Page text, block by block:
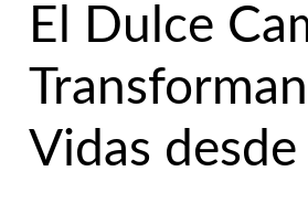
El Dulce
Vidas desde